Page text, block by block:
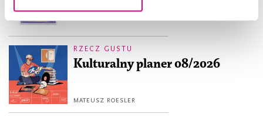
RZECZ GUSTU
Kulturalny planer 08/2026
MATEUSZ ROESLER